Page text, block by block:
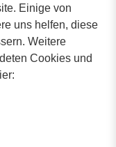
Einige von
uns helfen, diese
Weitere
Cookies und